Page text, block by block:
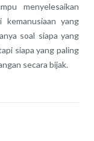
menyelesaikan
kemanusiaan yang
soal siapa yang
siapa yang paling
secara bijak.